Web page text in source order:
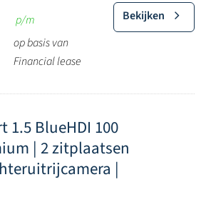
p/m
op basis van
Financial lease
Bekijken
1.5 BlueHDI 100
| 2 zitplaatsen
|